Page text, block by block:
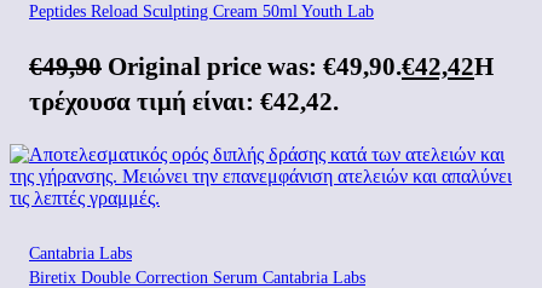
Peptides Reload Sculpting Cream 50ml Youth Lab
€49,90 Original price was: €49,90.€42,42Η
τρέχουσα τιμή είναι: €42,42.
Cantabria Labs
Biretix Double Correction Serum Cantabria Labs